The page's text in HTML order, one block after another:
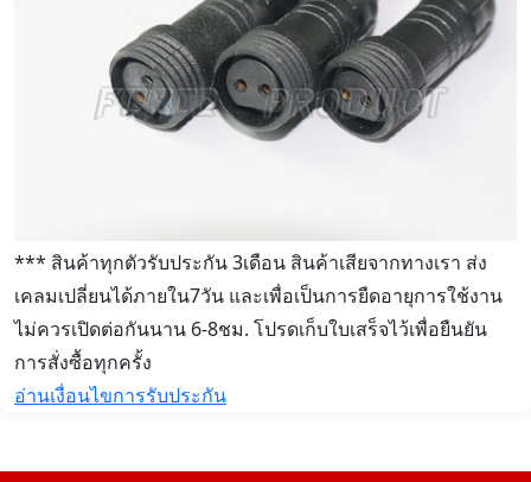
*** สินค้าทุกตัวรับประกัน 3เดือน สินค้าเสียจากทางเรา ส่ง
เคลมเปลี่ยนได้ภายใน7วัน และเพื่อเป็นการยืดอายุการใช้งาน
ไม่ควรเปิดต่อกันนาน 6-8ชม. โปรดเก็บใบเสร็จไว้เพื่อยืนยัน
การสั่งซื้อทุกครั้ง
อ่านเงื่อนไขการรับประกัน